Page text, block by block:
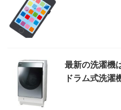
最新の洗濯機
ドラム式洗濯